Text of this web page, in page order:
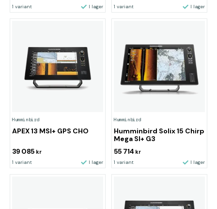
1 variant I lager 1 variant I lager
Humminbird
APEX 13 MSI+ GPS CHO
39 085 kr
1 variant I lager
Humminbird
Humminbird Solix 15 Chirp
Mega SI+ G3
55 714 kr
1 variant I lager